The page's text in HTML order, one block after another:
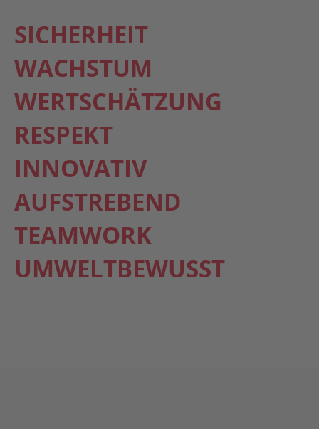
SICHERHEIT
WACHSTUM
WERTSCHÄTZUNG
RESPEKT
INNOVATIV
AUFSTREBEND
TEAMWORK
UMWELTBEWUSST